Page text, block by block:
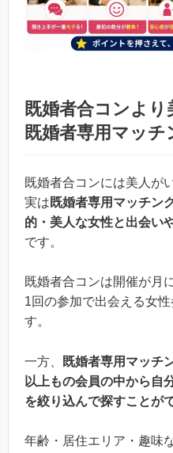
既婚者合コンよ
既婚者専用マッチ
既婚者合コンには美人が
実は 既婚者専用マッチン
的・美人な女性と出会い
です。
既婚者合コンは開催が月
1回の参加で出会える女
す。
一方、
既婚者専用マッチ
以上もの会員の中から自
を絞り込んで探すことが
年齢・居住エリア・趣味